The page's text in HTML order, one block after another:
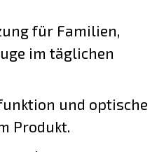
für Familien,
im täglichen
und optische
Produkt.